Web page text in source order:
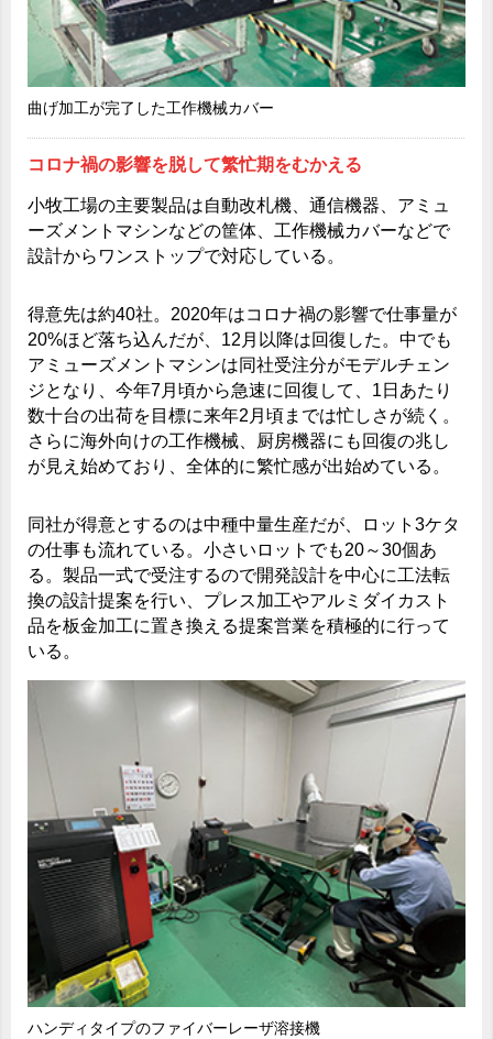
曲げ加工が完了した工作機械カバー
コロナ禍の影響を脱して繁忙期をむかえる
小牧工場の主要製品は自動改札機、通信機器、アミュ
ーズメントマシンなどの筐体、工作機械カバーなどで
設計からワンストップで対応している。
得意先は約40社。2020年はコロナ禍の影響で仕事量が
20%ほど落ち込んだが、12月以降は回復した。中でも
アミューズメントマシンは同社受注分がモデルチェン
ジとなり、今年7月頃から急速に回復して、1日あたり
数十台の出荷を目標に来年2月頃までは忙しさが続く。
さらに海外向けの工作機械、厨房機器にも回復の兆し
が見え始めており、全体的に繁忙感が出始めている。
同社が得意とするのは中種中量生産だが、ロット3ケタ
の仕事も流れている。小さいロットでも20～30個あ
る。製品一式で受注するので開発設計を中心に工法転
換の設計提案を行い、プレス加工やアルミダイカスト
品を板金加工に置き換える提案営業を積極的に行って
いる。
ハンディタイプのファイバーレーザ溶接機